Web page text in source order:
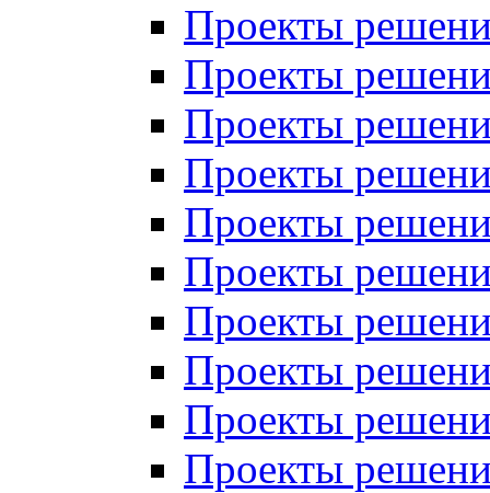
Проекты
Проекты
Проекты
Проекты
Проекты
Проекты
Проекты
Проекты
Проекты
Проекты